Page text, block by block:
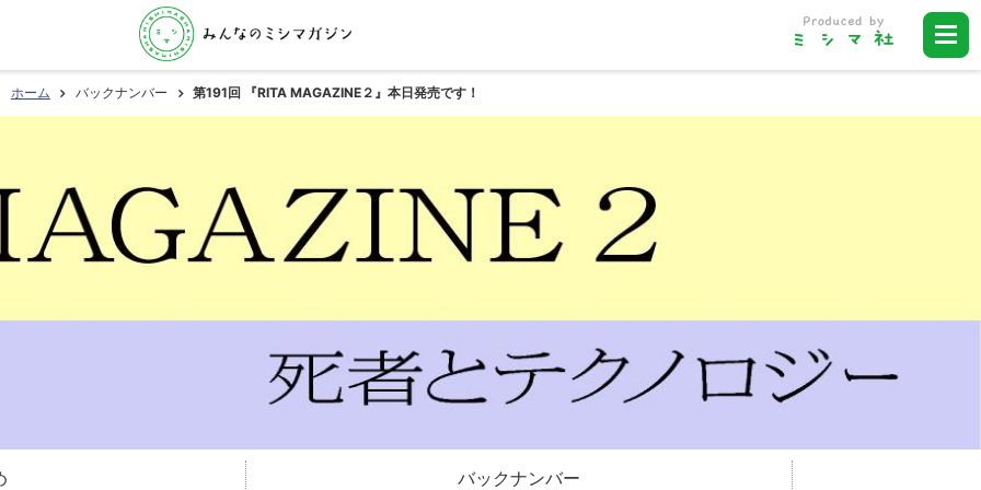
ホーム バックナンバー 第191回 『RITA MAGAZINE２』本日発売です！
バックナンバー